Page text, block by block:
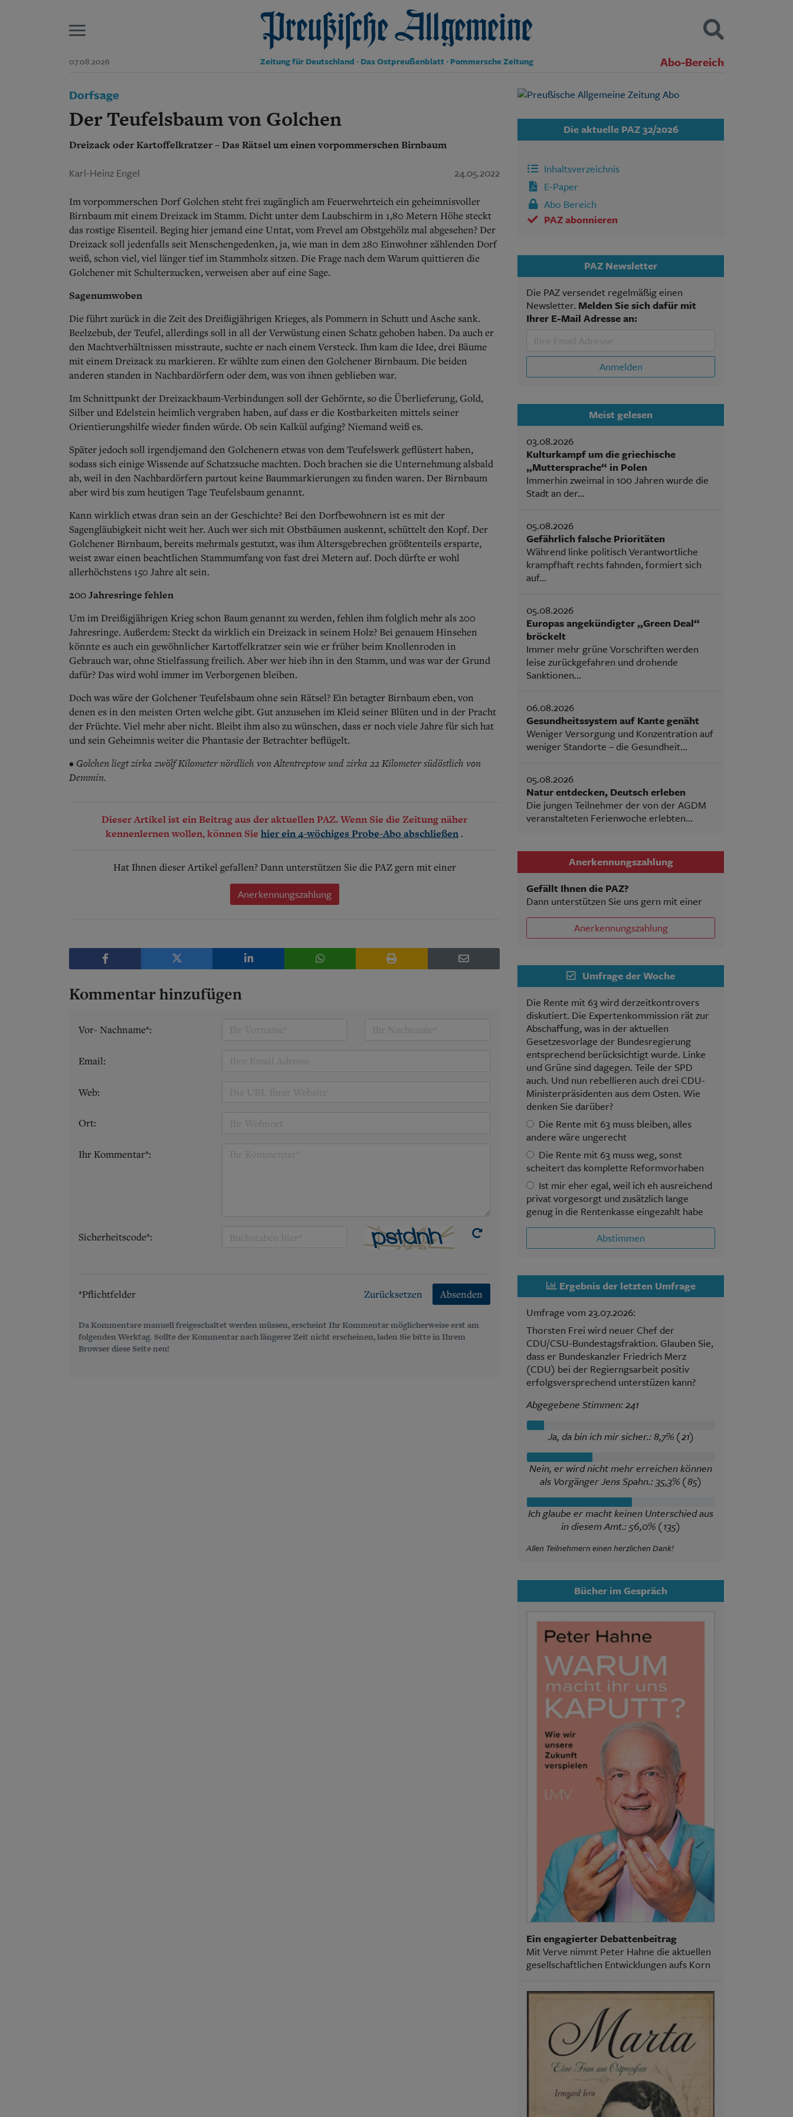
07.08.2026 Preußische Allgemeine Zeitung
Zeitung für Deutschland · Das Ostpreußenblatt · Pommersche Zeitung Abo-Bereich
Start
Wer wir sind
Aktuelle Ausgabe
Abonnent werden
Archiv
Mediadaten
Gesellschaft
Pommern
Berlin-Brandenburg
Schlesien
Danzig und Westpreußen
Bücher
Kontakt
Datenschutz
Suchen und finden
SUCHEN
Dorfsage
Der Teufelsbaum von Golchen
Dreizack oder Kartoffelkratzer – Das Rätsel um einen vorpommerschen Birnbaum
Karl-Heinz Engel 24.05.2022
Im vorpommerschen Dorf Golchen steht frei zugänglich am Feuerwehrteich ein geheimnisvoller
Birnbaum mit einem Dreizack im Stamm. Dicht unter dem Laubschirm in 1,80 Metern Höhe steckt
das rostige Eisenteil. Beging hier jemand eine Untat, vom Frevel am Obstgehölz mal abgesehen? Der
Dreizack soll jedenfalls seit Menschengedenken, ja, wie man in dem 280 Einwohner zählenden Dorf
weiß, schon viel, viel länger tief im Stammholz sitzen. Die Frage nach dem Warum quittieren die
Golchener mit Schulterzucken, verweisen aber auf eine Sage.
Sagenumwoben
Die führt zurück in die Zeit des Dreißigjährigen Krieges, als Pommern in Schutt und Asche sank.
Beelzebub, der Teufel, allerdings soll in all der Verwüstung einen Schatz gehoben haben. Da auch er
den Machtverhältnissen misstraute, suchte er nach einem Versteck. Ihm kam die Idee, drei Bäume
mit einem Dreizack zu markieren. Er wählte zum einen den Golchener Birnbaum. Die beiden
anderen standen in Nachbardörfern oder dem, was von ihnen geblieben war.
Im Schnittpunkt der Dreizackbaum-Verbindungen soll der Gehörnte, so die Überlieferung, Gold,
Silber und Edelstein heimlich vergraben haben, auf dass er die Kostbarkeiten mittels seiner
Orientierungshilfe wieder finden würde. Ob sein Kalkül aufging? Niemand weiß es.
Später jedoch soll irgendjemand den Golchenern etwas von dem Teufelswerk geflüstert haben,
sodass sich einige Wissende auf Schatzsuche machten. Doch brachen sie die Unternehmung alsbald
ab, weil in den Nachbardörfern partout keine Baummarkierungen zu finden waren. Der Birnbaum
aber wird bis zum heutigen Tage Teufelsbaum genannt.
Kann wirklich etwas dran sein an der Geschichte? Bei den Dorfbewohnern ist es mit der
Sagengläubigkeit nicht weit her. Auch wer sich mit Obstbäumen auskennt, schüttelt den Kopf. Der
Golchener Birnbaum, bereits mehrmals gestutzt, was ihm Altersgebrechen größtenteils ersparte,
weist zwar einen beachtlichen Stammumfang von fast drei Metern auf. Doch dürfte er wohl
allerhöchstens 150 Jahre alt sein.
200 Jahresringe fehlen
Um im Dreißigjährigen Krieg schon Baum genannt zu werden, fehlen ihm folglich mehr als 200
Jahresringe. Außerdem: Steckt da wirklich ein Dreizack in seinem Holz? Bei genauem Hinsehen
könnte es auch ein gewöhnlicher Kartoffelkratzer sein wie er früher beim Knollenroden in
Gebrauch war, ohne Stielfassung freilich. Aber wer hieb ihn in den Stamm, und was war der Grund
dafür? Das wird wohl immer im Verborgenen bleiben.
Doch was wäre der Golchener Teufelsbaum ohne sein Rätsel? Ein betagter Birnbaum eben, von
denen es in den meisten Orten welche gibt. Gut anzusehen im Kleid seiner Blüten und in der Pracht
der Früchte. Viel mehr aber nicht. Bleibt ihm also zu wünschen, dass er noch viele Jahre für sich hat
und sein Geheimnis weiter die Phantasie der Betrachter beflügelt.
• Golchen liegt zirka zwölf Kilometer nördlich von Altentreptow und zirka 22 Kilometer südöstlich von
Demmin.
Dieser Artikel ist ein Beitrag aus der aktuellen PAZ. Wenn Sie die Zeitung näher
kennenlernen wollen, können Sie hier ein 4-wöchiges Probe-Abo abschließen .
Hat Ihnen dieser Artikel gefallen? Dann unterstützen Sie die PAZ gern mit einer
Anerkennungszahlung
Kommentar hinzufügen
Vor- Nachname*:
Email:
Web:
Ort:
Ihr Kommentar*:
Sicherheitscode*:
*Pflichtfelder Zurücksetzen Absenden
Da Kommentare manuell freigeschaltet werden müssen, erscheint Ihr Kommentar möglicherweise erst am
folgenden Werktag. Sollte der Kommentar nach längerer Zeit nicht erscheinen, laden Sie bitte in Ihrem
Browser diese Seite neu!
Die aktuelle PAZ 32/2026
Inhaltsverzeichnis
E-Paper
Abo Bereich
PAZ abonnieren
PAZ Newsletter
Die PAZ versendet regelmäßig einen
Newsletter. Melden Sie sich dafür mit
Ihrer E-Mail Adresse an:
Anmelden
Meist gelesen
03.08.2026
Kulturkampf um die griechische
„Muttersprache“ in Polen
Immerhin zweimal in 100 Jahren wurde die
Stadt an der...
05.08.2026
Gefährlich falsche Prioritäten
Während linke politisch Verantwortliche
krampfhaft rechts fahnden, formiert sich
auf...
05.08.2026
Europas angekündigter „Green Deal“
bröckelt
Immer mehr grüne Vorschriften werden
leise zurückgefahren und drohende
Sanktionen...
06.08.2026
Gesundheitssystem auf Kante genäht
Weniger Versorgung und Konzentration auf
weniger Standorte – die Gesundheit...
05.08.2026
Natur entdecken, Deutsch erleben
Die jungen Teilnehmer der von der AGDM
veranstalteten Ferienwoche erlebten...
Anerkennungszahlung
Gefällt Ihnen die PAZ?
Dann unterstützen Sie uns gern mit einer
Anerkennungszahlung
Umfrage der Woche
Die Rente mit 63 wird derzeitkontrovers
diskutiert. Die Expertenkommission rät zur
Abschaffung, was in der aktuellen
Gesetzesvorlage der Bundesregierung
entsprechend berücksichtigt wurde. Linke
und Grüne sind dagegen. Teile der SPD
auch. Und nun rebellieren auch drei CDU-
Ministerpräsidenten aus dem Osten. Wie
denken Sie darüber?
Die Rente mit 63 muss bleiben, alles
andere wäre ungerecht
Die Rente mit 63 muss weg, sonst
scheitert das komplette Reformvorhaben
Ist mir eher egal, weil ich eh ausreichend
privat vorgesorgt und zusätzlich lange
genug in die Rentenkasse eingezahlt habe
Abstimmen
Ergebnis der letzten Umfrage
Umfrage vom 23.07.2026:
Thorsten Frei wird neuer Chef der
CDU/CSU-Bundestagsfraktion. Glauben Sie,
dass er Bundeskanzler Friedrich Merz
(CDU) bei der Regierngsarbeit positiv
erfolgsversprechend unterstüzen kann?
Abgegebene Stimmen: 241
Ja, da bin ich mir sicher.: 8,7% (21)
Nein, er wird nicht mehr erreichen können
als Vorgänger Jens Spahn.: 35,3% (85)
Ich glaube er macht keinen Unterschied aus
in diesem Amt.: 56,0% (135)
Allen Teilnehmern einen herzlichen Dank!
Bücher im Gespräch
Ein engagierter Debattenbeitrag
Mit Verve nimmt Peter Hahne die aktuellen
gesellschaftlichen Entwicklungen aufs Korn